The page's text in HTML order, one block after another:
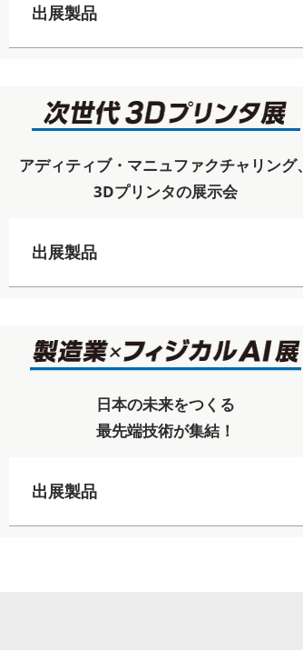
出展製品
アディティブ・マニュファクチャリング、
3Dプリンタの展示会
出展製品
日本の未来をつくる
最先端技術が集結！
出展製品